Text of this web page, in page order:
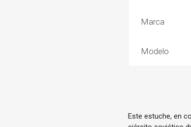
Marca
Modelo
Este estuche, en